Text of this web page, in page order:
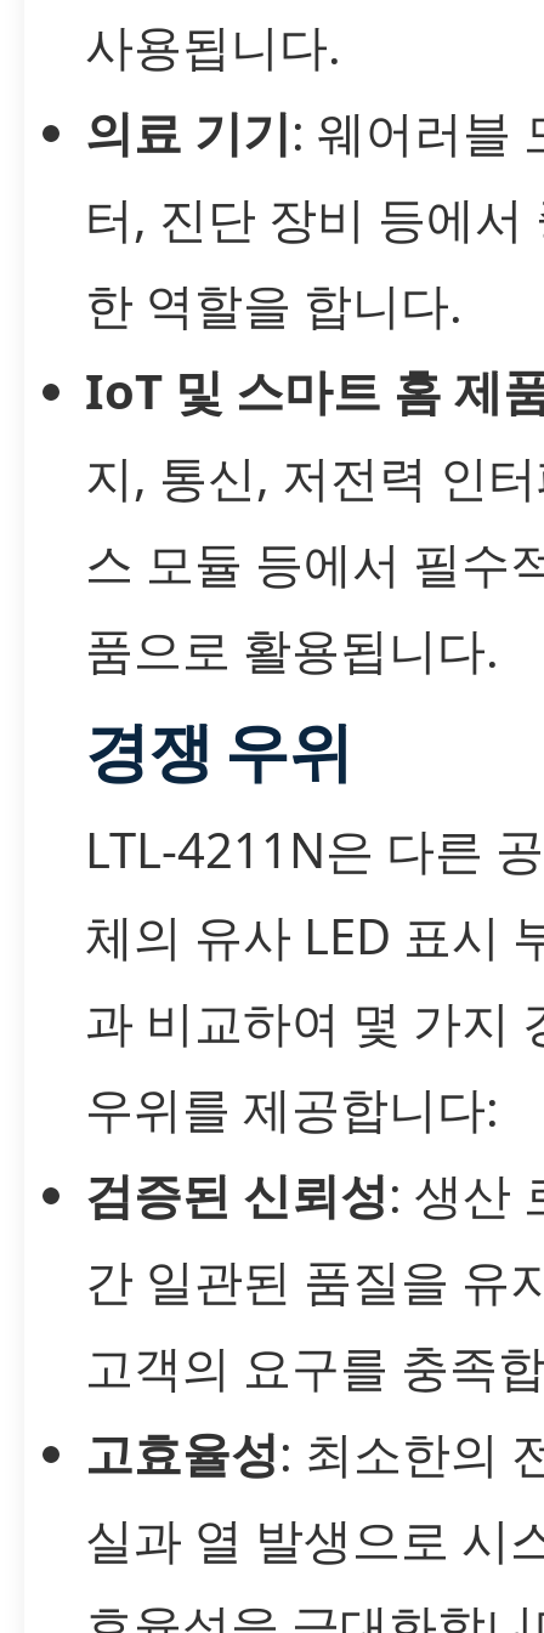
사용됩니다.
의료 기기: 웨어러블
터, 진단 장비 등에서
한 역할을 합니다.
IoT 및 스마트 홈 제
지, 통신, 저전력 인
스 모듈 등에서 필수
품으로 활용됩니다.
경쟁 우위
LTL-4211N은 다른
체의 유사 LED 표시
과 비교하여 몇 가지
우위를 제공합니다:
검증된 신뢰성: 생산
간 일관된 품질을 유
고객의 요구를 충족
고효율성: 최소한의
실과 열 발생으로 시